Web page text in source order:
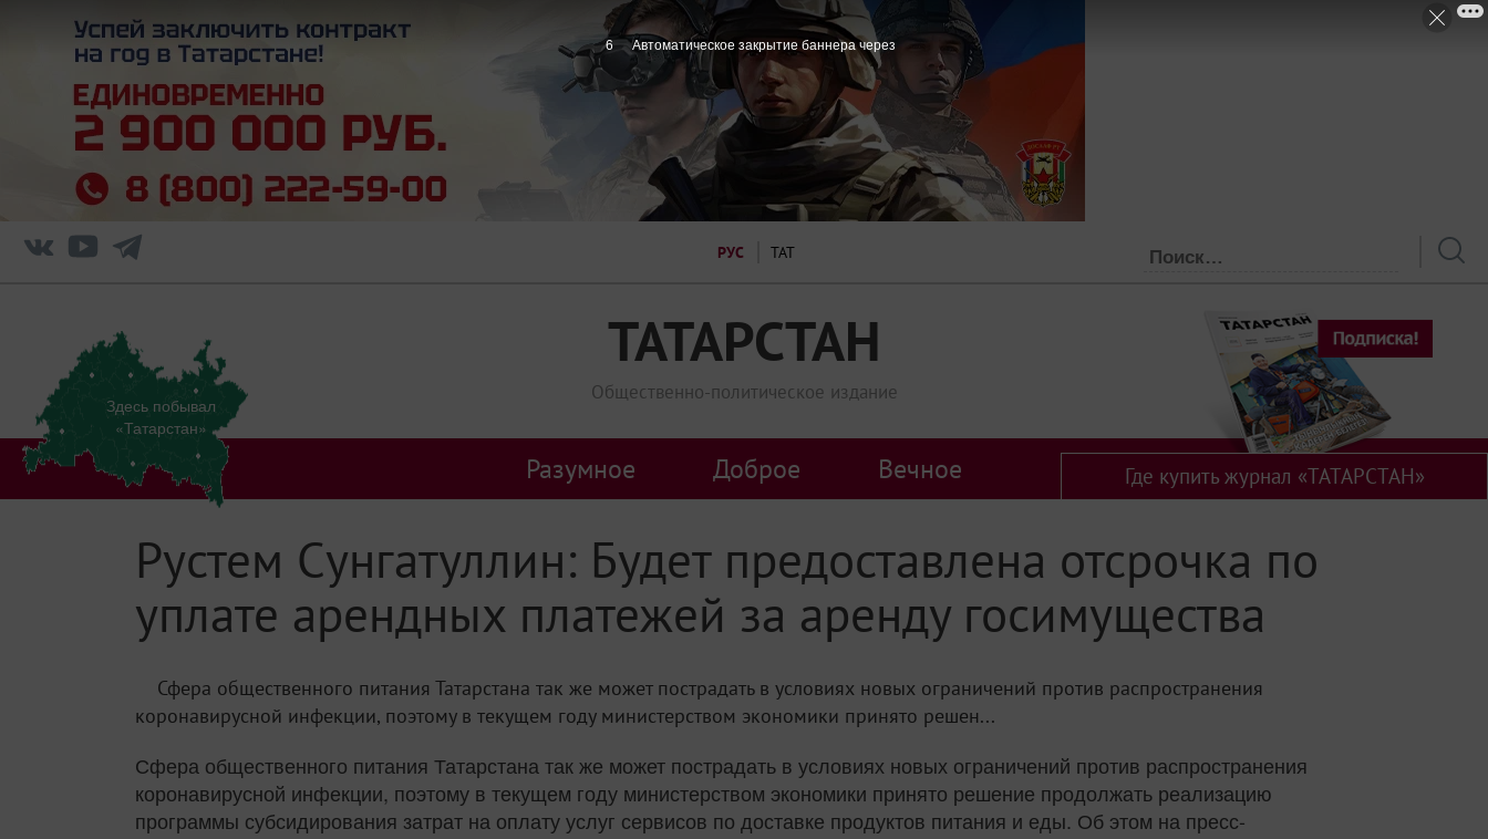
РУС ТАТ
ТАТАРСТАН
Общественно-политическое издание
Здесь побывал
«Татарстан»
Разумное Доброе Вечное Где купить журнал «ТАТАРСТАН»
Рустем Сунгатуллин: Будет предоставлена отсрочка по
уплате арендных платежей за аренду госимущества
Сфера общественного питания Татарстана так же может пострадать в условиях новых ограничений против распространения
коронавирусной инфекции, поэтому в текущем году министерством экономики принято решен...
Сфера общественного питания Татарстана так же может пострадать в условиях новых ограничений против распространения
коронавирусной инфекции, поэтому в текущем году министерством экономики принято решение продолжать реализацию
программы субсидирования затрат на оплату услуг сервисов по доставке продуктов питания и еды. Об этом на пресс-
6 Автоматическое закрытие баннера через